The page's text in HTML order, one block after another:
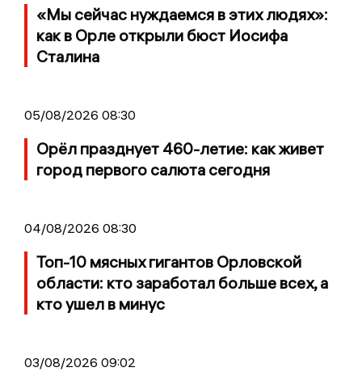
«Мы сейчас нуждаемся в этих людях»:
как в Орле открыли бюст Иосифа
Сталина
05/08/2026 08:30
Орёл празднует 460-летие: как живет
город первого салюта сегодня
04/08/2026 08:30
Топ-10 мясных гигантов Орловской
области: кто заработал больше всех, а
кто ушел в минус
03/08/2026 09:02